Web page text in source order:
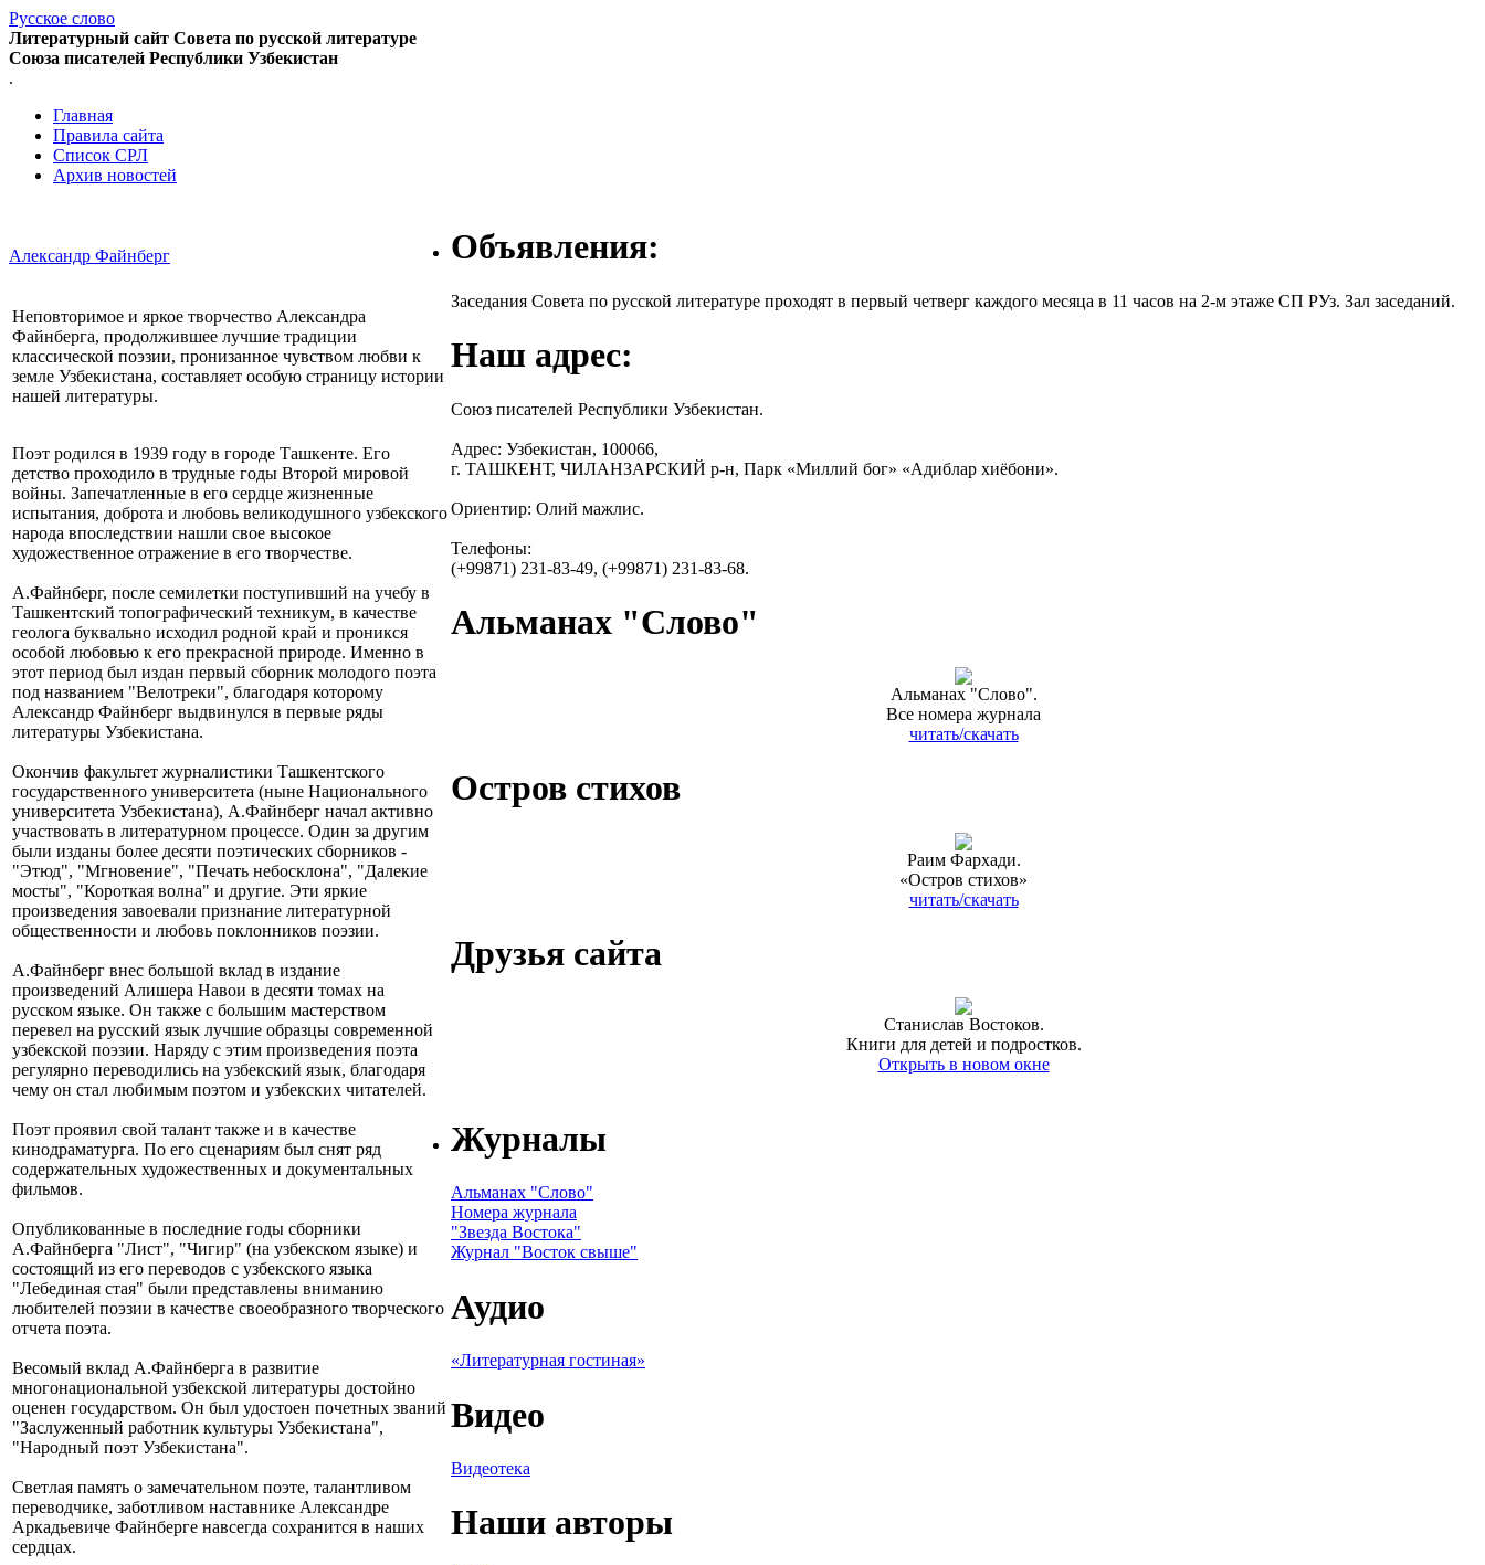
Русское слово
Литературный сайт Совета по русской литературе
Союза писателей Республики Узбекистан
.
Главная
Правила сайта
Список СРЛ
Архив новостей
Александр Файнберг
Неповторимое и яркое творчество Александра
Файнберга, продолжившее лучшие традиции
классической поэзии, пронизанное чувством любви к
земле Узбекистана, составляет особую страницу истории
нашей литературы.
Поэт родился в 1939 году в городе Ташкенте. Его
детство проходило в трудные годы Второй мировой
войны. Запечатленные в его сердце жизненные
испытания, доброта и любовь великодушного узбекского
народа впоследствии нашли свое высокое
художественное отражение в его творчестве.
А.Файнберг, после семилетки поступивший на учебу в
Ташкентский топографический техникум, в качестве
геолога буквально исходил родной край и проникся
особой любовью к его прекрасной природе. Именно в
этот период был издан первый сборник молодого поэта
под названием "Велотреки", благодаря которому
Александр Файнберг выдвинулся в первые ряды
литературы Узбекистана.
Окончив факультет журналистики Ташкентского
государственного университета (ныне Национального
университета Узбекистана), А.Файнберг начал активно
участвовать в литературном процессе. Один за другим
были изданы более десяти поэтических сборников -
"Этюд", "Мгновение", "Печать небосклона", "Далекие
мосты", "Короткая волна" и другие. Эти яркие
произведения завоевали признание литературной
общественности и любовь поклонников поэзии.
А.Файнберг внес большой вклад в издание
произведений Алишера Навои в десяти томах на
русском языке. Он также с большим мастерством
перевел на русский язык лучшие образцы современной
узбекской поэзии. Наряду с этим произведения поэта
регулярно переводились на узбекский язык, благодаря
чему он стал любимым поэтом и узбекских читателей.
Поэт проявил свой талант также и в качестве
кинодраматурга. По его сценариям был снят ряд
содержательных художественных и документальных
фильмов.
Опубликованные в последние годы сборники
А.Файнберга "Лист", "Чигир" (на узбекском языке) и
состоящий из его переводов с узбекского языка
"Лебединая стая" были представлены вниманию
любителей поэзии в качестве своеобразного творческого
отчета поэта.
Весомый вклад А.Файнберга в развитие
многонациональной узбекской литературы достойно
оценен государством. Он был удостоен почетных званий
"Заслуженный работник культуры Узбекистана",
"Народный поэт Узбекистана".
Светлая память о замечательном поэте, талантливом
переводчике, заботливом наставнике Александре
Аркадьевиче Файнберге навсегда сохранится в наших
сердцах.
Объявления:
Заседания Совета по русской литературе проходят в первый четверг каждого месяца в 11 часов на 2-м этаже СП РУз. Зал заседаний.
Наш адрес:
Союз писателей Республики Узбекистан.
Адрес: Узбекистан, 100066,
г. ТАШКЕНТ, ЧИЛАНЗАРСКИЙ р-н, Парк «Миллий бог» «Адиблар хиёбони».
Ориентир: Олий мажлис.
Телефоны:
(+99871) 231-83-49, (+99871) 231-83-68.
Альманах "Слово"
Альманах "Слово".
Все номера журнала
читать/скачать
Остров стихов
Раим Фархади.
«Остров стихов»
читать/скачать
Друзья сайта
Станислав Востоков.
Книги для детей и подростков.
Открыть в новом окне
Журналы
Альманах "Слово"
Номера журнала
"Звезда Востока"
Журнал "Восток свыше"
Аудио
«Литературная гостиная»
Видео
Видеотека
Наши авторы